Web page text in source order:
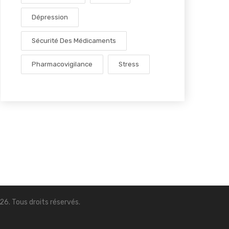
Dépression
Sécurité Des Médicaments
Pharmacovigilance Stress
Tous droits réservés.